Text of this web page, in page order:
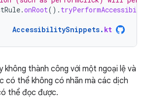
.onRoot().
AccessibilitySnippets. kt
không thành công với một ngoại lệ và
có thể không có nhãn mà các dịch
thể đọc được.